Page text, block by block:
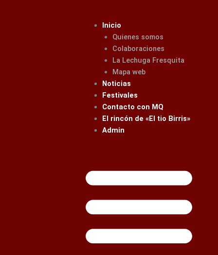
Inicio
Quienes somos
Colaboraciones
La Lechuga Fresquita
Mapa web
Noticias
Festivales
Contacto con MQ
El rincón de «El tio Birris»
Admin